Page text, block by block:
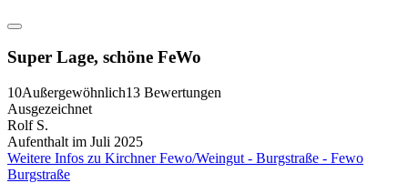
Super Lage, schöne FeWo
10Außergewöhnlich13 Bewertungen
Ausgezeichnet
Rolf S.
Aufenthalt im Juli 2025
Weitere Infos zu Kirchner Fewo/Weingut - Burgstraße - Fewo
Burgstraße